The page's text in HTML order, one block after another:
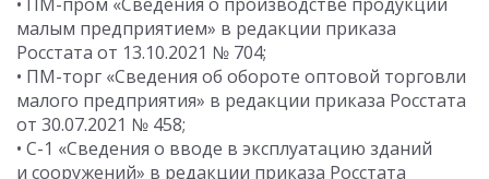
малым предприятием» в редакции приказа
Росстата от 13.10.2021 № 704;
• ПМ-торг «Сведения об обороте оптовой торговли
малого предприятия» в редакции приказа Росстата
от 30.07.2021 № 458;
• C-1 «Сведения о вводе в эксплуатацию зданий
и сооружений» в редакции приказа Росстата